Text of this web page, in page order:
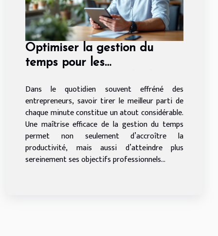
Optimiser la gestion du
temps pour les
avantages
Dans le quotidien souvent effréné des
entrepreneurs, savoir tirer le meilleur parti de
chaque minute constitue un atout considérable.
Une maîtrise efficace de la gestion du temps
permet non seulement d’accroître la
productivité, mais aussi d’atteindre plus
sereinement ses objectifs professionnels...